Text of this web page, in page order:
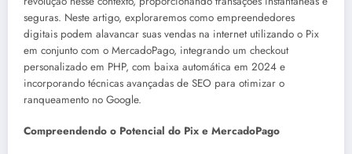
seguras. Neste artigo, exploraremos como empreendedores
digitais podem alavancar suas vendas na internet utilizando o Pix
em conjunto com o MercadoPago, integrando um checkout
personalizado em PHP, com baixa automática em 2024 e
incorporando técnicas avançadas de SEO para otimizar o
ranqueamento no Google.
Compreendendo o Potencial do Pix e MercadoPago